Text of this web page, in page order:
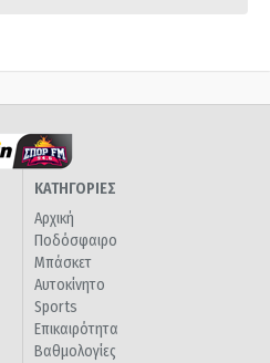
ΚΑΤΗΓΟΡΙΕΣ
Αρχική
Ποδόσφαιρο
Μπάσκετ
Αυτοκίνητο
Sports
Επικαιρότητα
Βαθμολογίες